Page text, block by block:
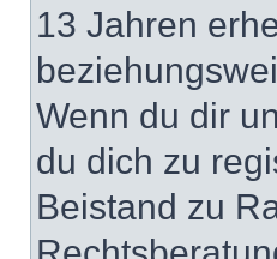
13 Jahren
Wenn du dir
du dich zu
Beistand zu